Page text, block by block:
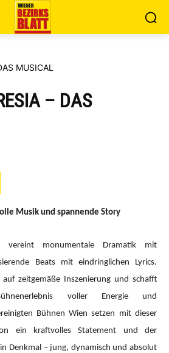
– DAS
Musik und spannende Story
vereint monumentale Dramatik mit
Beats mit eindringlichen Lyrics.
zeitgemäße Inszenierung und schafft
voller Energie und
Bühnen Wien setzen mit dieser
ein kraftvolles Statement und der
Denkmal – jung, dynamisch und absolut